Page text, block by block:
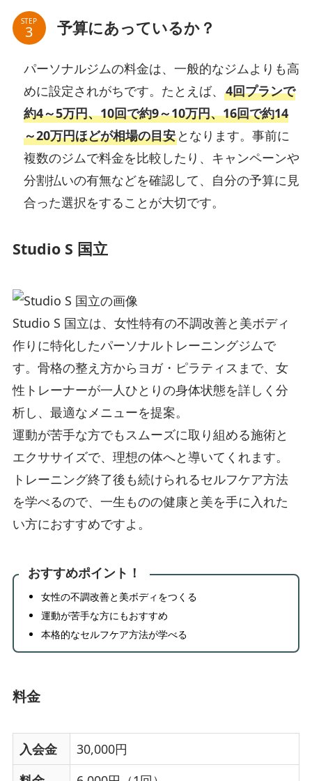
STEP 予算にあっているか？
パーソナルジムの料金は、一般的なジムよりも高
めに設定されがちです。たとえば、 4回プランで
約4～5万円、10回で約9～10万円、16回で約14
～20万円ほどが相場の目安となります。事前に
複数のジムで料金を比較したり、キャンペーンや
分割払いの有無などを確認して、自分の予算に見
合った選択をすることが大切です。
Studio S 国立
Studio S 国立は、女性特有の不調改善と美ボディ
作りに特化したパーソナルトレーニングジムで
す。骨格の整え方からヨガ・ピラティスまで、女
性トレーナーが一人ひとりの身体状態を詳しく分
析し、最適なメニューを提案。
運動が苦手な方でもスムーズに取り組める施術と
エクササイズで、理想の体へと導いてくれます。
トレーニング終了後も続けられるセルフケア方法
を学べるので、一生ものの健康と美を手に入れた
い方におすすめですよ。
おすすめポイント！
女性の不調改善と美ボディをつくる
運動が苦手な方にもおすすめ
本格的なセルフケア方法が学べる
料金
入会金
30,000円